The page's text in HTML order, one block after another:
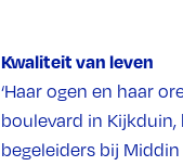
Kwaliteit van leven
‘Haar ogen en haar
boulevard in Kijkduin,
begeleiders bij